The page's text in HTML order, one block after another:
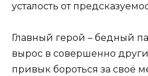
усталость от
Главный герой – бедный
вырос в совершенно
привык бороться за своё